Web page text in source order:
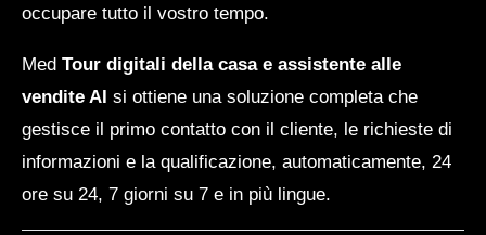
occupare tutto il vostro tempo.
Med Tour digitali della casa e assistente alle
vendite AI si ottiene una soluzione completa che
gestisce il primo contatto con il cliente, le richieste di
informazioni e la qualificazione, automaticamente, 24
ore su 24, 7 giorni su 7 e in più lingue.